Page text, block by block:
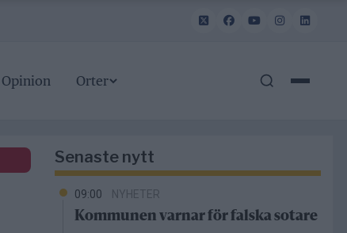
Opinion Orter
Senaste nytt
09:00 NYHETER
Kommunen varnar för falska sotare